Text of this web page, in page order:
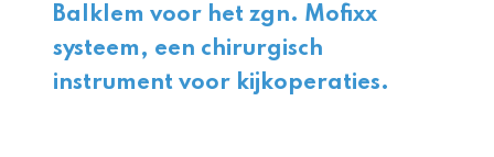
Balklem voor het zgn. Mofixx
systeem, een chirurgisch
instrument voor kijkoperaties.